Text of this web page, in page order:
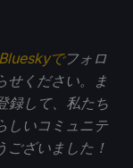
Blueskyでフォロ
せください。ま
録して、私たち
しいコミュニテ
ございました！